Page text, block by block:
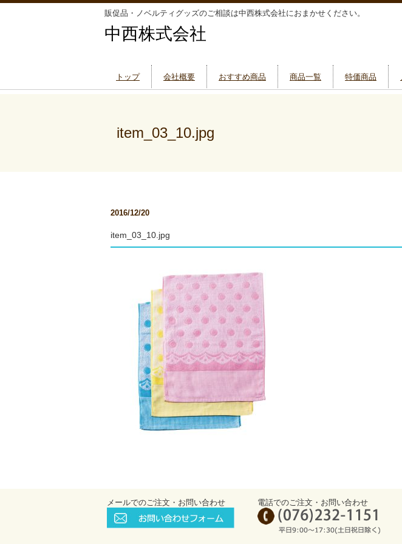
販促品・ノベルティグッズのご相談は中西株式会社におまかせください。
中西株式会社
トップ 会社概要 おすすめ商品 商品一覧 特価商品
item_03_10.jpg
2016/12/20
item_03_10.jpg
メールでのご注文・お問い合わせ 電話でのご注文・お問い合わせ